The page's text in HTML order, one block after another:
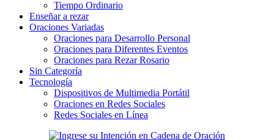
Tiempo Ordinario
Enseñar a rezar
Oraciones Variadas
Oraciones para Desarrollo Personal
Oraciones para Diferentes Eventos
Oraciones para Rezar Rosario
Sin Categoría
Tecnología
Dispositivos de Multimedia Portátil
Oraciones en Redes Sociales
Redes Sociales en Línea